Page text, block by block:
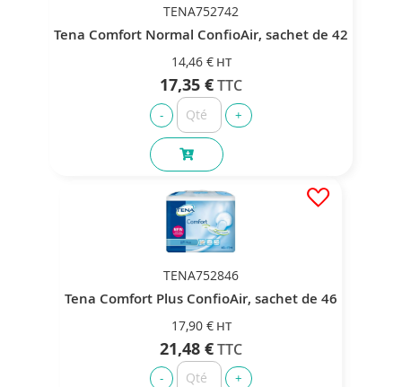
TENA752742
Tena Comfort Normal ConfioAir, sachet de 42
14,46 €
17,35 €
TENA752846
Tena Comfort Plus ConfioAir, sachet de 46
17,90 €
21,48 €